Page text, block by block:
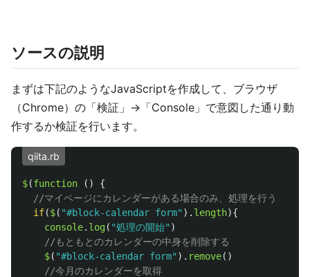
ソースの説明
まずは下記のようなJavaScriptを作成して、ブラウザ
（Chrome）の「検証」->「Console」で意図した通り動
作するか検証を行います。
qiita.rb
$(function ()
{
//マイページにカレンダーがある場合のみ、処理を行う
if($( "#block-calendar form" ). length){
console. log( "処理の開始" )
//もともとのカレンダーの中身を削除する
$( "#block-calendar form" ). remove()
//今月のカレンダーを取得